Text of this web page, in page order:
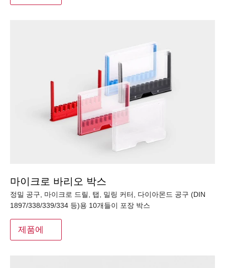
마이크로 바리오 박스
정밀 공구, 마이크로 드릴, 탭, 밀링 커터, 다이아몬드 공구 (DIN
1897/338/339/334 등)용 10개들이 포장 박스
제품에